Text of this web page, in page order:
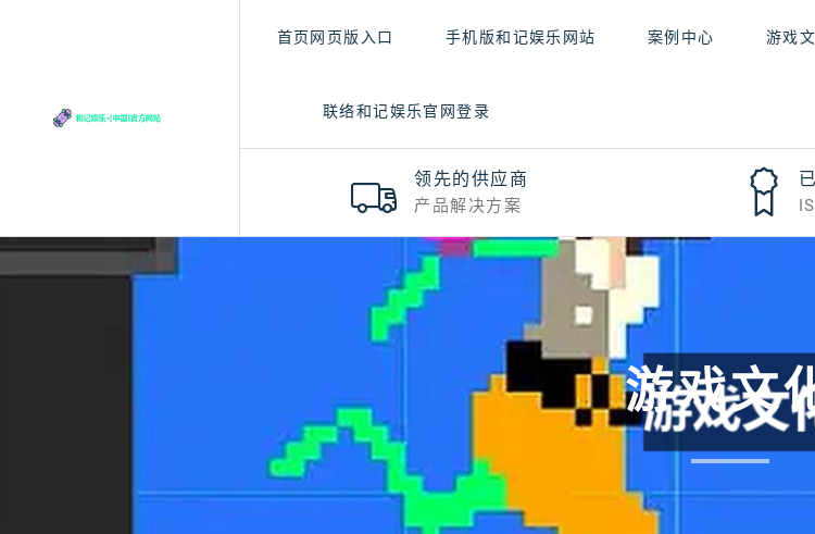
首页网页版入口 手机版和记娱乐网站 案例中心 游戏
联络和记娱乐官网登录
领先的供应商
产品解决方案
游戏文